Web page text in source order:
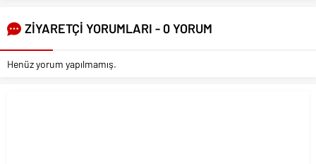
ZİYARETÇİ YORUMLARI - 0 YORUM
Henüz yorum yapılmamış.